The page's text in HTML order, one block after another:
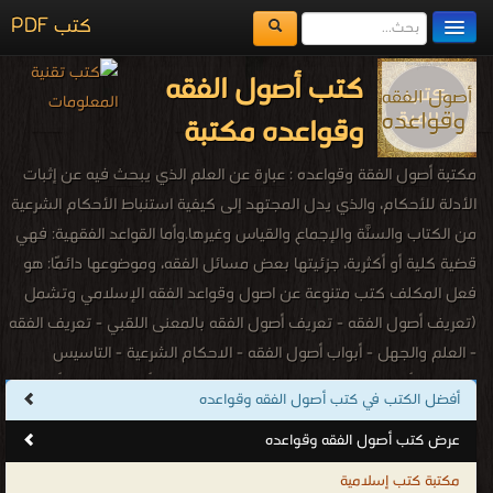
كتب PDF
مكتبة الكتب
المكتبات
يُقرأ حالياً
الفهرس
اضف كتاب
كتب أصول الفقه
وقواعده مكتبة
مكتبة أصول الفقة وقواعده : عبارة عن العلم الذي يبحث فيه عن إثبات
الأدلة للأحكام، والذي يدل المجتهد إلى كيفية استنباط الأحكام الشرعية
من الكتاب والسنَّة والإجماع والقياس وغيرها.وأما القواعد الفقهية: فهي
قضية كلية أو أكثرية، جزئيتها بعض مسائل الفقه، وموضوعها دائمًا: هو
فعل المكلف كتب متنوعة عن اصول وقواعد الفقه الإسلامي وتشمل
(تعريف أصول الفقه - تعريف أصول الفقه بالمعنى اللقبي - تعريف الفقه
- العلم والجهل - أبواب أصول الفقه - الاحكام الشرعية - التاسيس
والتطور - أول من صنف فى الاصول - تدوين علم أصول الفقه - أصول
الدين - الأصول التي يبنى الفقه عليها - أدلة الفقه - أحكام الكتاب
والسنه - مصادر الفقه عند الشيعة الإمامية - الاجماع والقياس - الاجتهاد
- المجتهد - الاستنباط - مفهوم القول بالرأي في الاجتهاد - تعريف السنة
أفضل الكتب في كتب أصول الفقه وقواعده
عرض كتب أصول الفقه وقواعده
مكتبة كتب إسلامية